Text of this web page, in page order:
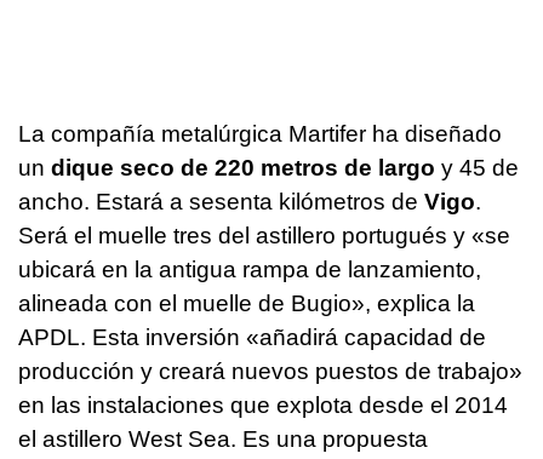
La compañía metalúrgica Martifer ha diseñado
un dique seco de 220 metros de largo y 45 de
ancho. Estará a sesenta kilómetros de Vigo.
Será el muelle tres del astillero portugués y «se
ubicará en la antigua rampa de lanzamiento,
alineada con el muelle de Bugio», explica la
APDL. Esta inversión «añadirá capacidad de
producción y creará nuevos puestos de trabajo»
en las instalaciones que explota desde el 2014
el astillero West Sea. Es una propuesta